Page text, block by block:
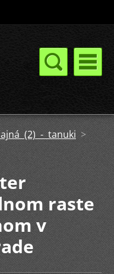
(2) - tanuki >
raste
v